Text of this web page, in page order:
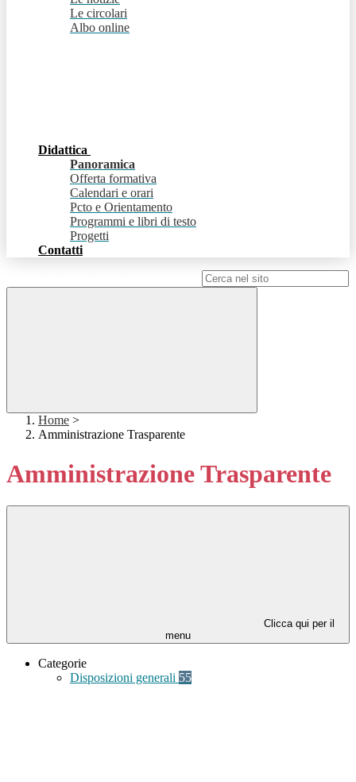
Le circolari
Albo online
Didattica
Panoramica
Offerta formativa
Calendari e orari
Pcto e Orientamento
Programmi e libri di testo
Progetti
Contatti
Home >
Amministrazione Trasparente
Amministrazione Trasparente
Clicca qui per il
menu
Categorie
Disposizioni generali 55